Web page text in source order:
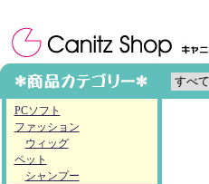
PCソフト
ファッション
ウィッグ
ペット
シャンプー